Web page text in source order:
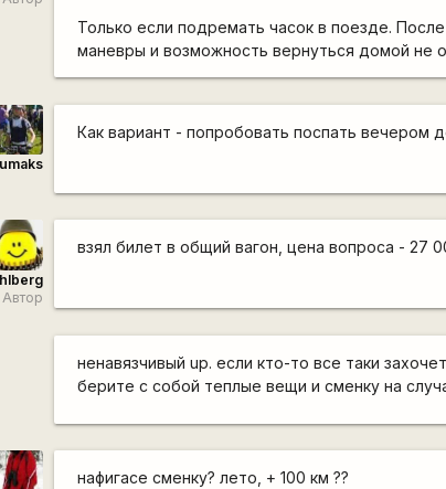
Только если подремать часок в поезде.
маневры и возможность вернуться домой не
Как вариант - попробовать поспать вечером
Автор
взял билет в общий вагон, цена вопроса - 27
ненавязчивый up. если кто-то все таки
берите с собой теплые вещи и сменку на
нафигасе сменку? лето, + 100 км ??